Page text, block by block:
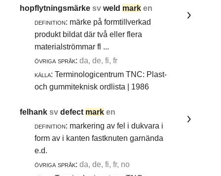
hopflytningsmärkesvweld mark en
definition: märke på formtillverkad
produkt bildat där två eller flera
materialströmmar fl ...
övriga språk: da, de, fi, fr
källa: Terminologicentrum TNC: Plast-
och gummiteknisk ordlista | 1986
felhanksvdefect mark en
definition: markering av fel i dukvara i
form av i kanten fastknuten garnända
e.d.
övriga språk: da, de, fi, fr, no